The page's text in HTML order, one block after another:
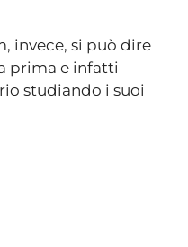
invece, si può dire
prima e infatti
studiando i suoi